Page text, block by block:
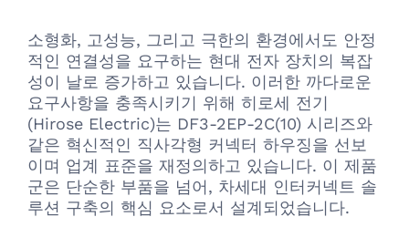
소형화, 고성능, 그리고 극한의 환경에서도 안정
적인 연결성을 요구하는 현대 전자 장치의 복잡
성이 날로 증가하고 있습니다. 이러한 까다로운
요구사항을 충족시키기 위해 히로세 전기
(Hirose Electric)는 DF3-2EP-2C(10) 시리즈와
같은 혁신적인 직사각형 커넥터 하우징을 선보
이며 업계 표준을 재정의하고 있습니다. 이 제품
군은 단순한 부품을 넘어, 차세대 인터커넥트 솔
루션 구축의 핵심 요소로서 설계되었습니다.